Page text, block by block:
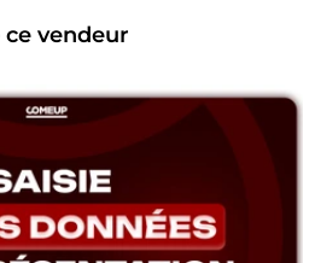
académiques, fiches de
pour vos présentations
au suivi-évaluation de projet
Je travaille avec méthode,
livrable est vérifié, relu, présenté
pour vous et lisible pour
d’importance aux détails,
là que se joue la différence entre
qu’on respecte. 🔹 Ce que je
propre, fluide et professionnel ✔
vendeur